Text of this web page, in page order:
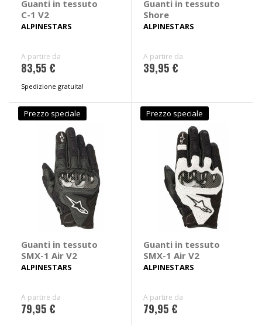
Guanti in tessuto
C-1 V2
ALPINESTARS
A partire da
83,55 €
Spedizione gratuita!
Guanti in tessuto
Shore
ALPINESTARS
A partire da
39,95 €
Prezzo speciale
Guanti in tessuto
SMX-1 Air V2
ALPINESTARS
A partire da
79,95 €
Prezzo speciale
Guanti in tessuto
SMX-1 Air V2
ALPINESTARS
A partire da
79,95 €